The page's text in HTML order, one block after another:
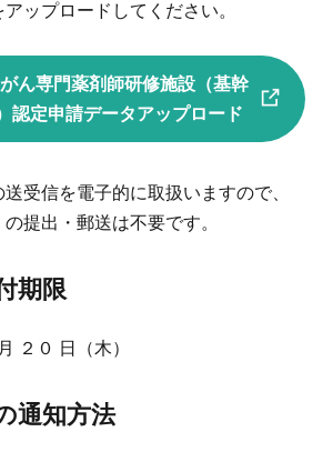
ップロードしてください。
ん専門薬剤師研修施設（基幹
認定申請データアップロード
送受信を電子的に取扱いますので、
提出・郵送は不要です。
期限
２０ 日（木）
通知方法